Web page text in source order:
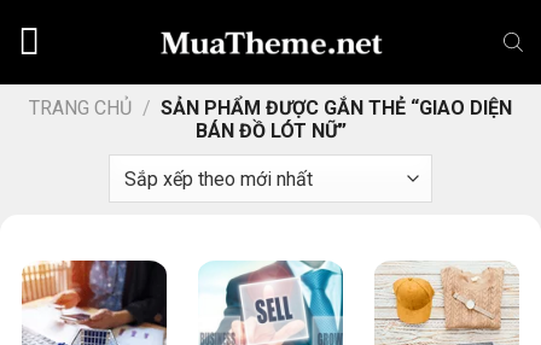
dungTRANG CHỦ / SẢN PHẨM ĐƯỢC GẮN THẺ “GIAO DIỆN
BÁN ĐỒ LÓT NỮ”